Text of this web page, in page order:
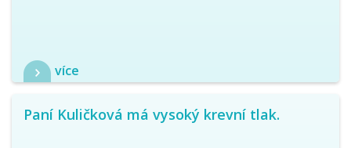
více
Paní Kuličková má vysoký krevní tlak.